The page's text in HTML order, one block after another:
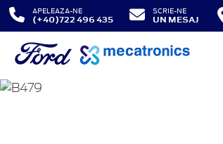
APELEAZA-NE
(+40)722 496 435
SCRIE-NE
UN MESAJ
FIESTA